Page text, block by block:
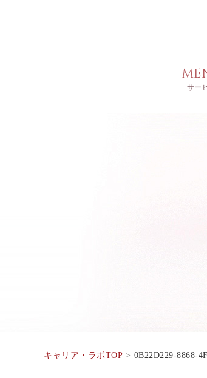
サー
キャリア・ラボTOP 0B22D229-8868-